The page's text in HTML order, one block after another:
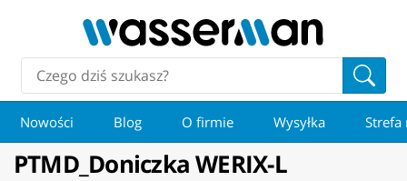
Nowości Blog O firmie Wysyłka Strefa
PTMD_Doniczka WERIX-L